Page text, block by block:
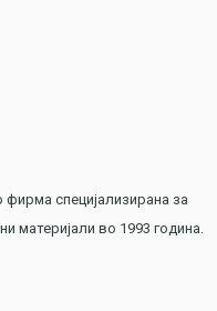
специјализирана за
материјали во 1993 година.